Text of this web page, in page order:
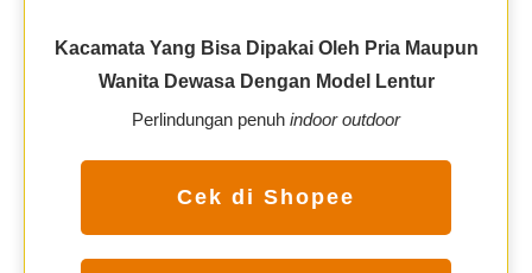
Kacamata Yang Bisa Dipakai Oleh Pria Maupun
Wanita Dewasa Dengan Model Lentur
Perlindungan penuh indoor outdoor
Cek di Shopee